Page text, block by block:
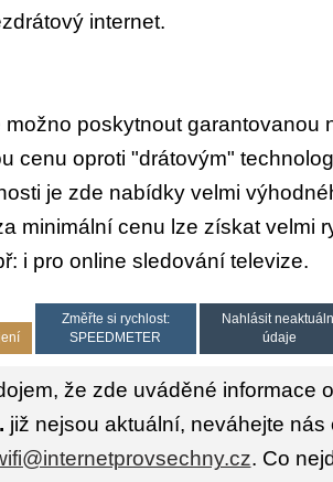
internet.
poskytnout garantovanou
cenu oproti "drátovým"
je zde nabídky velmi
minimální cenu lze získat velmi
i pro online sledování televize.
Změřte si rychlost:
SPEEDMETER
Nahlásit
údaje
že zde uváděné informace
již nejsou aktuální, neváhejte nás
. Co